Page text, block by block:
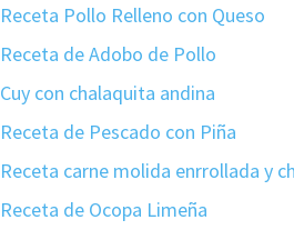
Receta Pollo Relleno con Queso
Receta de Adobo de Pollo
Cuy con chalaquita andina
Receta de Pescado con Piña
Receta carne molida enrrollada y
Receta de Ocopa Limeña